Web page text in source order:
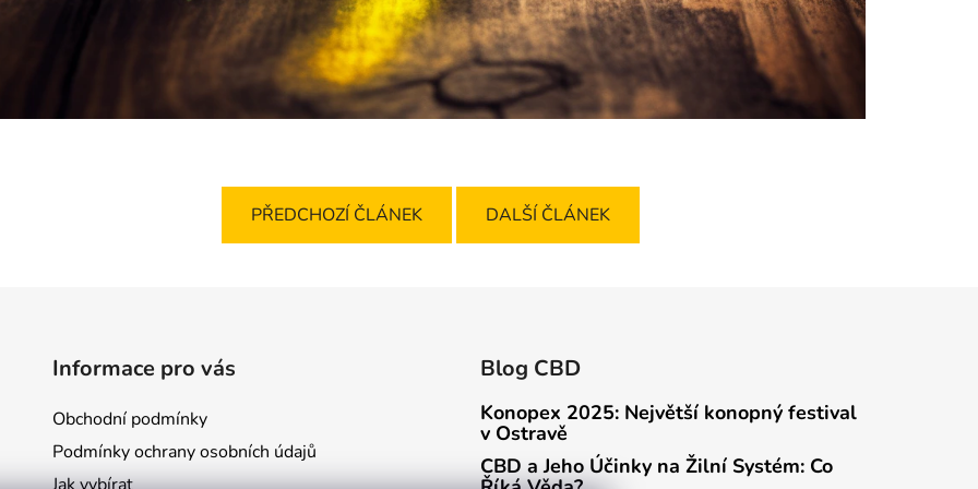
PŘEDCHOZÍ ČLÁNEK DALŠÍ ČLÁNEK
Informace pro vás
Obchodní podmínky
Podmínky ochrany osobních údajů
Blog CBD
Konopex 2025: Největší konopný festival
v Ostravě
CBD a Jeho Účinky na Žilní Systém: Co